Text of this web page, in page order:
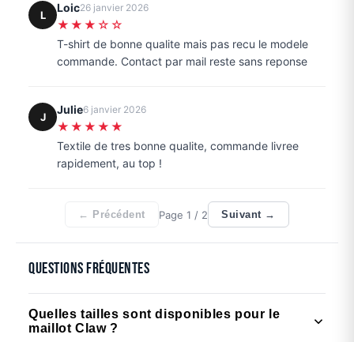
L
Loic26 janvier 2026
★★★☆☆
T-shirt de bonne qualite mais pas recu le modele
commande. Contact par mail reste sans reponse
J
Julie6 janvier 2026
★★★★★
Textile de tres bonne qualite, commande livree
rapidement, au top !
← Précédent Page1 / 2 Suivant →
Questions fréquentes
Quelles tailles sont disponibles pour le
maillot Claw ?